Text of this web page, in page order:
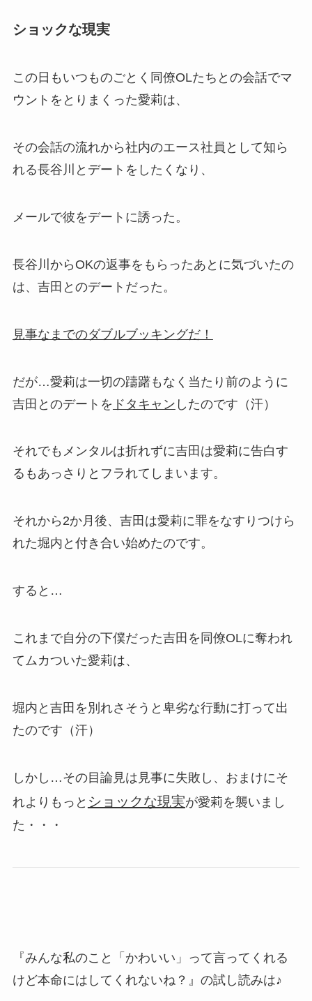
ショックな現実
この日もいつものごとく同僚OLたちとの会話でマ
ウントをとりまくった愛莉は、
その会話の流れから社内のエース社員として知ら
れる長谷川とデートをしたくなり、
メールで彼をデートに誘った。
長谷川からOKの返事をもらったあとに気づいたの
は、吉田とのデートだった。
見事なまでのダブルブッキングだ！
だが…愛莉は一切の躊躇もなく当たり前のように
吉田とのデートを ドタキャン したのです（汗）
それでもメンタルは折れずに吉田は愛莉に告白す
るもあっさりとフラれてしまいます。
それから2か月後、吉田は愛莉に罪をなすりつけら
れた堀内と付き合い始めたのです。
すると…
これまで自分の下僕だった吉田を同僚OLに奪われ
てムカついた愛莉は、
堀内と吉田を別れさそうと卑劣な行動に打って出
たのです（汗）
しかし…その目論見は見事に失敗し、おまけにそ
れよりもっと ショックな現実が愛莉を襲いまし
た・・・
『みんな私のこと「かわいい」って言ってくれる
けど本命にはしてくれないね？』の試し読みは♪